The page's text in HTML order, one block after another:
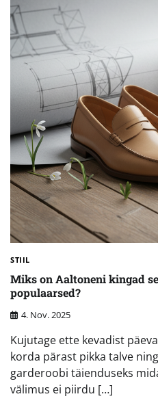
STIIL
Miks on Aaltoneni kingad
populaarsed?
4. Nov. 2025
Kujutage ette kevadist
korda pärast pikka talve
garderoobi täienduseks
välimus ei piirdu […]